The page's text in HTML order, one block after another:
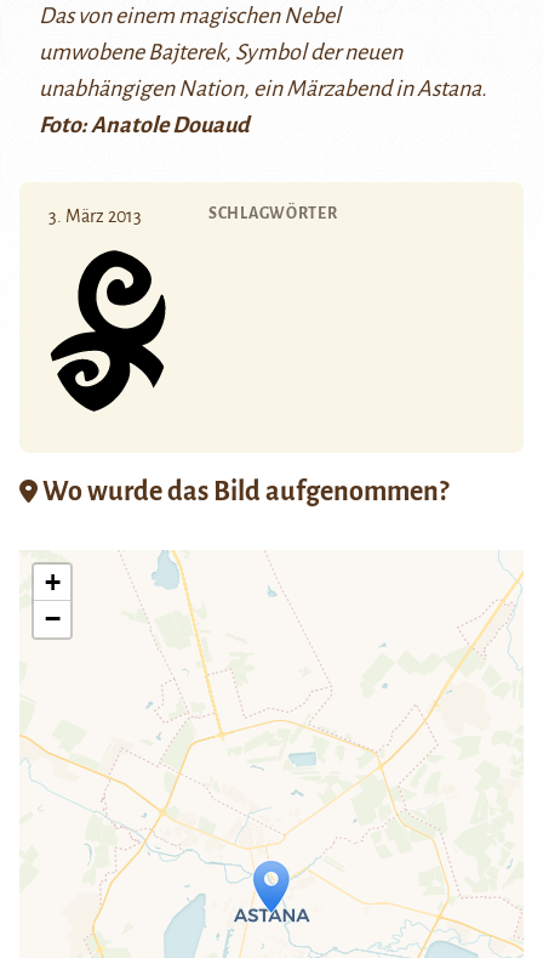
Das von einem magischen Nebel
umwobene Bajterek, Symbol der neuen
unabhängigen Nation, ein Märzabend in Astana.
Foto: Anatole Douaud
3. März 2013 SCHLAGWÖRTER
Wo wurde das Bild aufgenommen?
Travelers' Map wird geladen …
Wenn du dies siehst, nachdem deine
Seite vollständig geladen wurde,
fehlen leafletJS-Dateien.
+
−